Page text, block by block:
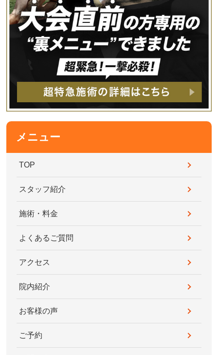
メニュー
TOP
スタッフ紹介
施術・料金
よくあるご質問
アクセス
院内紹介
お客様の声
ご予約